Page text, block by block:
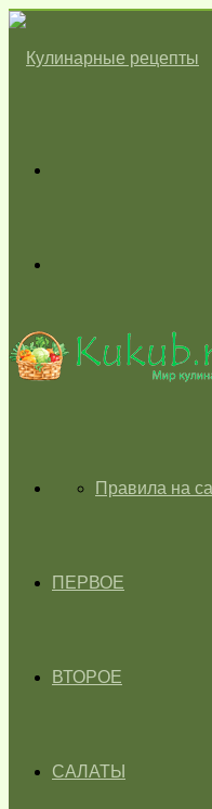
skin
ГЛАВНАЯПравила на
ПЕРВОЕ
ВТОРОЕ
САЛАТЫ